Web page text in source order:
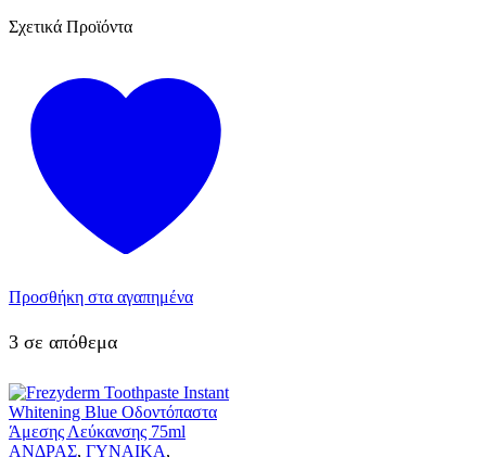
Σχετικά Προϊόντα
Προσθήκη στα αγαπημένα
3 σε απόθεμα
ΑΝΔΡΑΣ, ΓΥΝΑΙΚΑ,